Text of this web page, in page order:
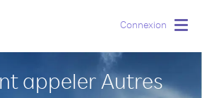
Connexion
appeler Autres